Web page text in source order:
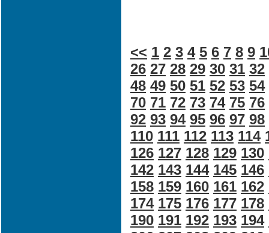
<< 1 2 3 4 5 6 7 8 9
26 27 28 29 30 31 32
48 49 50 51 52 53 54
70 71 72 73 74 75 76
92 93 94 95 96 97 98
110 111 112 113 114
126 127 128 129 130
142 143 144 145 146
158 159 160 161 162
174 175 176 177 178
190 191 192 193 194